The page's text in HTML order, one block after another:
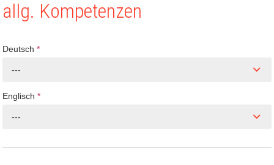
allg. Kompetenzen
Deutsch*
---
Englisch*
---